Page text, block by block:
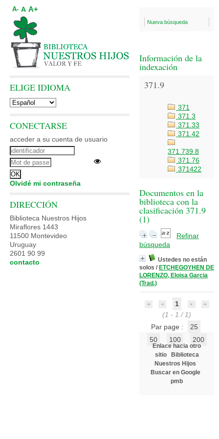
Nueva búsqueda
Información de la
indexación
371.9
371
371.3
371.33
371.42
371.739.8
371.76
371422
Documentos en la
biblioteca con la
clasificación 371.9
(1)
Refinar
búsqueda
Ustedes no están
solos / ETCHEGOYHEN DE
LORENZO, Eloisa Garcia
(Trad.)
1
(1 - 1 / 1)
Par page :
25
50
100 200
Enlace hacia otro
sitio
Biblioteca
Nuestros Hijos
Buscar en Google
pmb
A- A A+
ELIGE IDIOMA
CONECTARSE
acceder a su cuenta de usuario
Olvidé mi contraseña
DIRECCIÓN
Biblioteca Nuestros Hijos
Miraflores 1443
11500 Montevideo
Uruguay
2601 90 99
contacto